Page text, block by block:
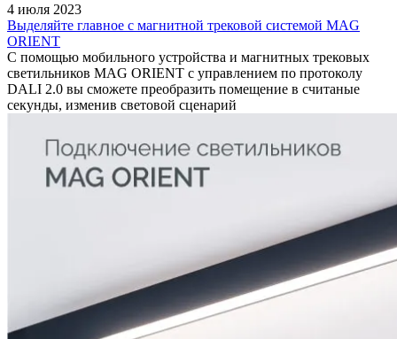
4 июля 2023
Выделяйте главное с магнитной трековой системой MAG
ORIENT
С помощью мобильного устройства и магнитных трековых
светильников MAG ORIENT с управлением по протоколу
DALI 2.0 вы сможете преобразить помещение в считаные
секунды, изменив световой сценарий